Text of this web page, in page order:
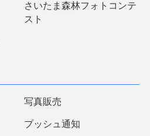
さいたま森林フォトコンテ
スト
写真販売
プッシュ通知